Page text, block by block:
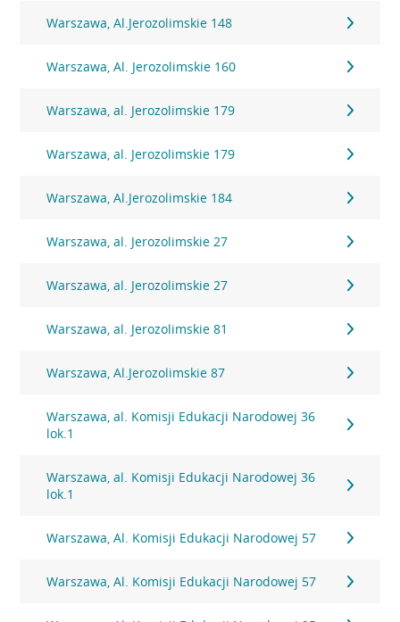
Warszawa, Al.Jerozolimskie 148
Warszawa, Al. Jerozolimskie 160
Warszawa, al. Jerozolimskie 179
Warszawa, al. Jerozolimskie 179
Warszawa, Al.Jerozolimskie 184
Warszawa, al. Jerozolimskie 27
Warszawa, al. Jerozolimskie 27
Warszawa, al. Jerozolimskie 81
Warszawa, Al.Jerozolimskie 87
Warszawa, al. Komisji Edukacji Narodowej 36
lok.1
Warszawa, al. Komisji Edukacji Narodowej 36
lok.1
Warszawa, Al. Komisji Edukacji Narodowej 57
Warszawa, Al. Komisji Edukacji Narodowej 57